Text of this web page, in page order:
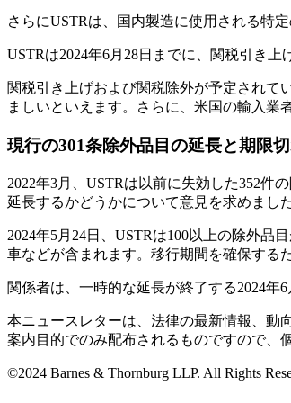
さらにUSTRは、国内製造に使用される特
USTRは2024年6月28日までに、関税引き
関税引き上げおよび関税除外が予定されて
ましいといえます。さらに、米国の輸入
現行の301条除外品目の延長と期限
2022年3月、USTRは以前に失効した352件
延長するかどうかについて意見を求めました
2024年5月24日、USTRは100以上の除外品
車などが含まれます。移行期間を確保する
関係者は、一時的な延長が終了する2024
本ニュースレターは、法律の最新情報、動
案内目的でのみ配布されるものですので、
©2024 Barnes & Thornburg LLP. All Rights